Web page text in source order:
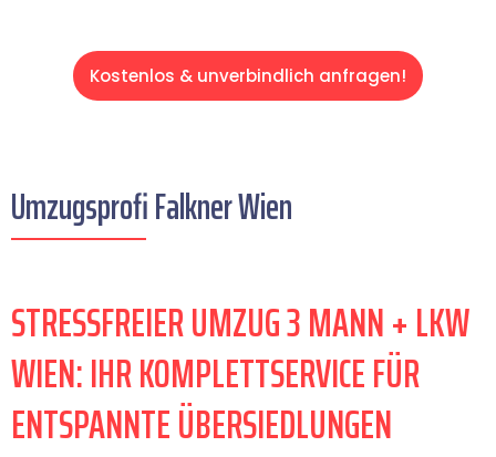
Kostenlos & unverbindlich anfragen!
Umzugsprofi Falkner Wien
STRESSFREIER UMZUG 3 MANN + LKW
WIEN: IHR KOMPLETTSERVICE FÜR
ENTSPANNTE ÜBERSIEDLUNGEN